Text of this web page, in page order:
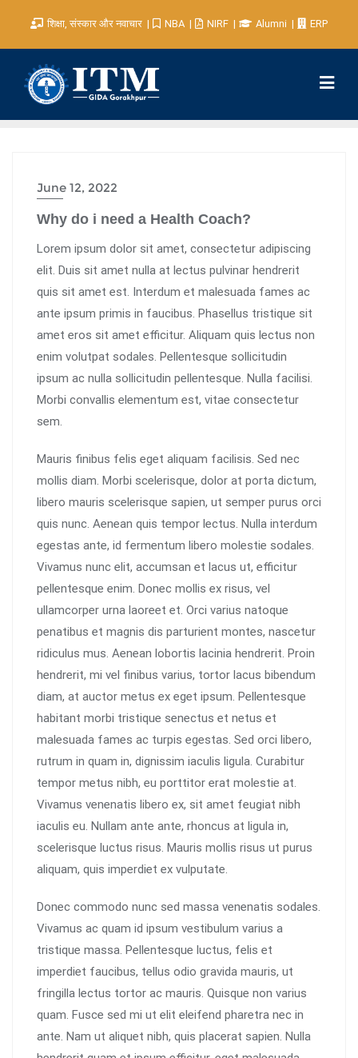
शिक्षा, संस्कार और नवाचार NBA NIRF Alumni ERP
June 12, 2022
Why do i need a Health Coach?
Lorem ipsum dolor sit amet, consectetur adipiscing
elit. Duis sit amet nulla at lectus pulvinar hendrerit
quis sit amet est. Interdum et malesuada fames ac
ante ipsum primis in faucibus. Phasellus tristique sit
amet eros sit amet efficitur. Aliquam quis lectus non
enim volutpat sodales. Pellentesque sollicitudin
ipsum ac nulla sollicitudin pellentesque. Nulla facilisi.
Morbi convallis elementum est, vitae consectetur
sem.
Mauris finibus felis eget aliquam facilisis. Sed nec
mollis diam. Morbi scelerisque, dolor at porta dictum,
libero mauris scelerisque sapien, ut semper purus orci
quis nunc. Aenean quis tempor lectus. Nulla interdum
egestas ante, id fermentum libero molestie sodales.
Vivamus nunc elit, accumsan et lacus ut, efficitur
pellentesque enim. Donec mollis ex risus, vel
ullamcorper urna laoreet et. Orci varius natoque
penatibus et magnis dis parturient montes, nascetur
ridiculus mus. Aenean lobortis lacinia hendrerit. Proin
hendrerit, mi vel finibus varius, tortor lacus bibendum
diam, at auctor metus ex eget ipsum. Pellentesque
habitant morbi tristique senectus et netus et
malesuada fames ac turpis egestas. Sed orci libero,
rutrum in quam in, dignissim iaculis ligula. Curabitur
tempor metus nibh, eu porttitor erat molestie at.
Vivamus venenatis libero ex, sit amet feugiat nibh
iaculis eu. Nullam ante ante, rhoncus at ligula in,
scelerisque luctus risus. Mauris mollis risus ut purus
aliquam, quis imperdiet ex vulputate.
Donec commodo nunc sed massa venenatis sodales.
Vivamus ac quam id ipsum vestibulum varius a
tristique massa. Pellentesque luctus, felis et
imperdiet faucibus, tellus odio gravida mauris, ut
fringilla lectus tortor ac mauris. Quisque non varius
quam. Fusce sed mi ut elit eleifend pharetra nec in
ante. Nam ut aliquet nibh, quis placerat sapien. Nulla